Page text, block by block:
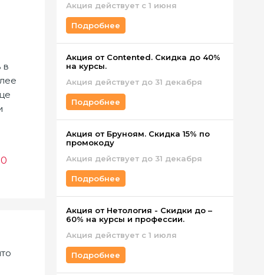
в
0
Акция действует c 1 июня
Подробнее
Акция от Contented. Скидка до 40%
на курсы.
Акция действует до 31 декабря
Подробнее
Акция от Бруноям. Скидка 15% по
промокоду
Акция действует до 31 декабря
Подробнее
Акция от Нетология - Скидки до –
60% на курсы и профессии.
Акция действует с 1 июля
Подробнее